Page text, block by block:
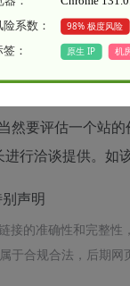
的相关权重信息
以爱站数据为准
要评估一个站
行洽谈提供。如
声明
的准确性和完整
合规合法，后期